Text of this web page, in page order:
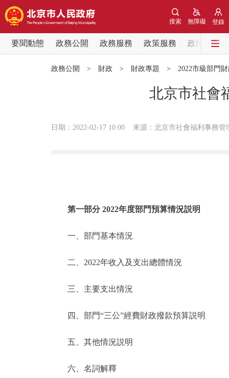
登錄
無障礙
搜索
要聞動態 政務公開 政務服務 政策服務
政民互動
便民服務
仲介服務
政務公開 > 財政 > 財政專題 > 2022市級部門
北京市社會
日期：2022-02-17 10:00 來源：北京市社會福利事務管
第一部分 2022年度部門預算情況説明
一、部門基本情況
二、2022年收入及支出總體情況
三、主要支出情況
四、部門“三公”經費財政撥款預算説明
五、其他情況説明
六、名詞解釋